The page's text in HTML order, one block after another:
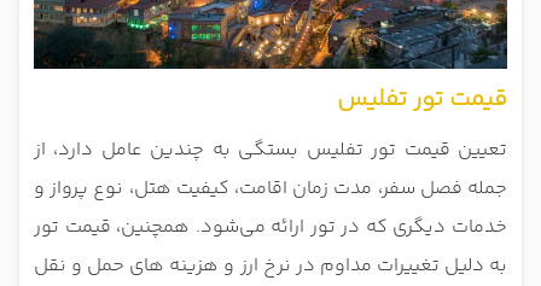
قیمت تور تفلیس
تعیین قیمت تور تفلیس بستگی به چندین عامل دارد، از
جمله فصل سفر، مدت زمان اقامت، کیفیت هتل، نوع پرواز و
خدمات دیگری که در تور ارائه می‌شود. همچنین، قیمت تور
به دلیل تغییرات مداوم در نرخ ارز و هزینه‌ های حمل و نقل